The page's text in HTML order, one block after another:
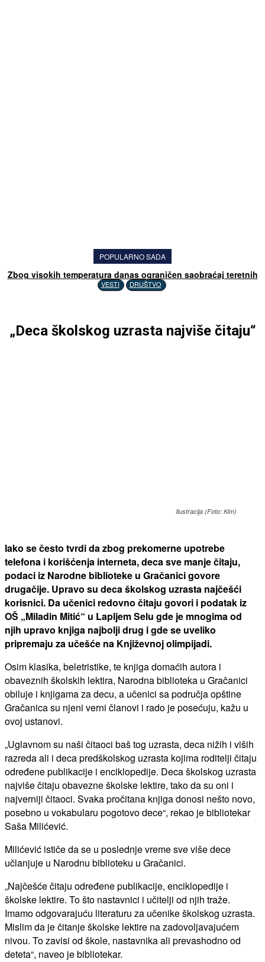
POPULARNO SADA
Zbog visokih temperatura danas ograničen saobraćaj teretnih
vozila na auto-putu
VESTI DRUŠTVO
„Deca školskog uzrasta najviše čitaju“
Ilustracija (Foto: Kim)
Iako se često tvrdi da zbog prekomerne upotrebe
telefona i korišćenja interneta, deca sve manje čitaju,
podaci iz Narodne biblioteke u Gračanici govore
drugačije. Upravo su deca školskog uzrasta najčešći
korisnici. Da učenici redovno čitaju govori i podatak iz
OŠ „Miladin Mitić“ u Lapljem Selu gde je mnogima od
njih upravo knjiga najbolji drug i gde se uveliko
pripremaju za učešće na Književnoj olimpijadi.
Osim klasika, beletristike, te knjiga domaćih autora i
obaveznih školskih lektira, Narodna biblioteka u Gračanici
obiluje i knjigama za decu, a učenici sa područja opštine
Gračanica su njeni verni članovi i rado je posećuju, kažu u
ovoj ustanovi.
„Uglavnom su naši čitaoci baš tog uzrasta, deca nižih i viših
razreda ali i deca predškolskog uzrasta kojima roditelji čitaju
određene publikacije i enciklopedije. Deca školskog uzrasta
najviše čitaju obavezne školske lektire, tako da su oni i
najverniji čitaoci. Svaka pročitana knjiga donosi nešto novo,
posebno u vokabularu pogotovo dece“, rekao je bibliotekar
Saša Milićević.
Milićević ističe da se u poslednje vreme sve više dece
učlanjuje u Narodnu biblioteku u Gračanici.
„Najčešće čitaju određene publikacije, enciklopedije i
školske lektire. To što nastavnici i učitelji od njih traže.
Imamo odgovarajuću literaturu za učenike školskog uzrasta.
Mislim da je čitanje školske lektire na zadovoljavajućem
nivou. To zavisi od škole, nastavnika ali prevashodno od
deteta“, naveo je bibliotekar.